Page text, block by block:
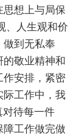
思想上与局保
、人生观和价
做到无私奉
敬业精神和
作安排，紧密
际工作中，我
对待每一件
障工作做完做